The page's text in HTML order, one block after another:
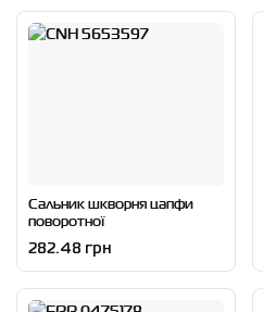
Сальник шкворня цапфи
поворотної
282.48 грн